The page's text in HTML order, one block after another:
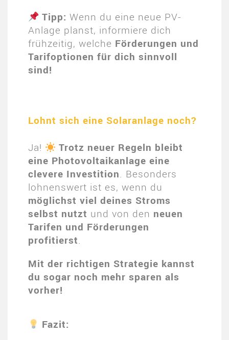
Tipp: Wenn du eine neue PV-
Anlage planst, informiere dich
frühzeitig, welche Förderungen und
Tarifoptionen für dich sinnvoll
sind!
Lohnt sich eine Solaranlage noch?
Ja!
Trotz neuer Regeln bleibt
eine Photovoltaikanlage eine
clevere Investition . Besonders
lohnenswert ist es, wenn du
möglichst viel deines Stroms
selbst nutzt und von den neuen
Tarifen und Förderungen
profitierst
Mit der richtigen Strategie kannst
du sogar noch mehr sparen als
vorher!
Fazit: